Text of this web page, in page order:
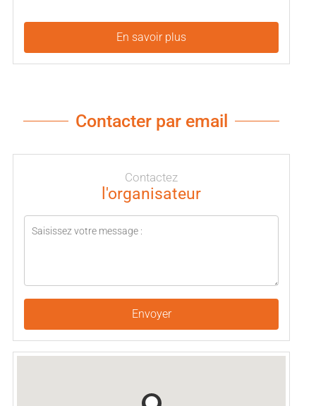
En savoir plus
Contacter par email
Contactez
l'organisateur
Envoyer